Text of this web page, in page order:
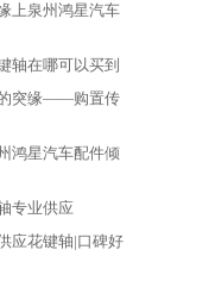
上泉州鸿星汽车
轴在哪可以买到
突缘——购置传
鸿星汽车配件倾
专业供应
应花键轴|口碑好